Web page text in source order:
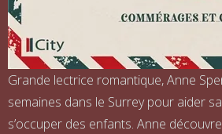
Grande lectrice romantique, Anne
semaines dans le Surrey pour aider
s’occuper des enfants. Anne